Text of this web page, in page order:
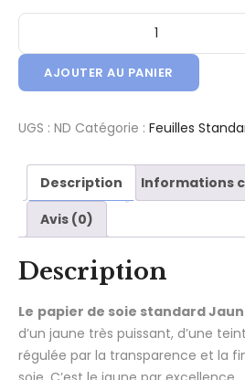
quantité de Feuille Papier de Soie -
AJOUTER AU PANIER
UGS : ND Catégorie : Feuilles
Description
Informations
Avis (0)
Description
Le papier de soie standard
d’un jaune très puissant, d’une
régulée par la transparence et la